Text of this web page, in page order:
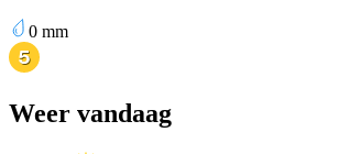
0 mm
Weer vandaag